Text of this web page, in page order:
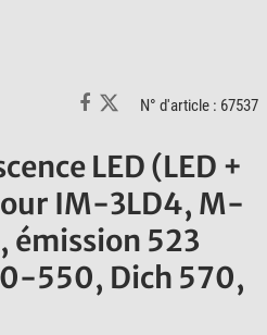
N° d'article : 67537
LED (LED +
IM-3LD4, M-
émission 523
550, Dich 570,